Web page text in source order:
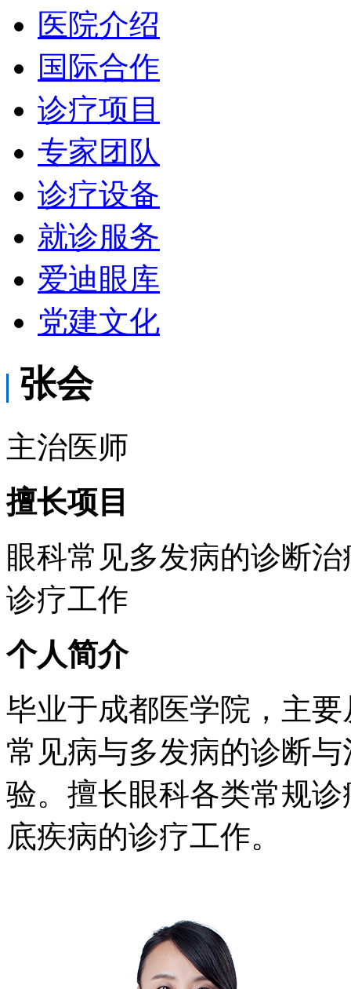
医院介绍
国际合作
诊疗项目
专家团队
诊疗设备
就诊服务
爱迪眼库
党建文化
张会
主治医师
擅长项目
眼科常见多发病的诊断
诊疗工作
个人简介
毕业于成都医学院，主
常见病与多发病的诊断
验。擅长眼科各类常规
底疾病的诊疗工作。